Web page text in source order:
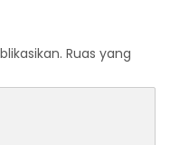
Ruas yang